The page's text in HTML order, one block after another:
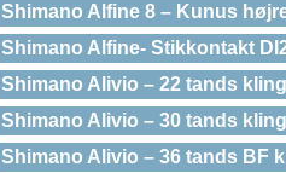
Shimano Alfine 8 – Kunus
Shimano Alfine- Stikkontakt
Shimano Alivio – 22 tands
Shimano Alivio – 30 tands
Shimano Alivio – 36 tands BF